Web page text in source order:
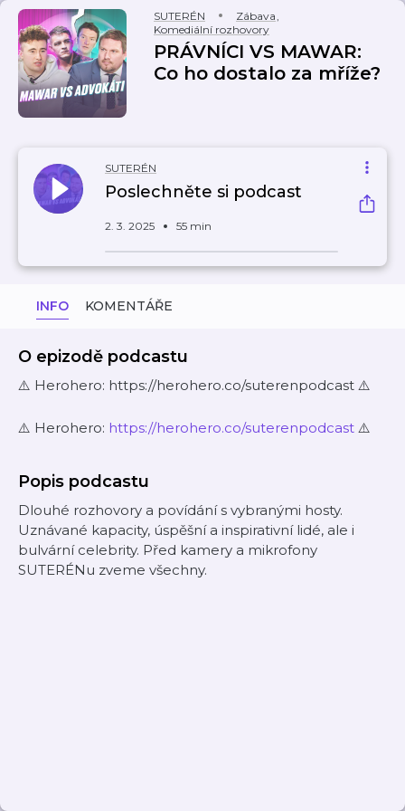
SUTERÉN Zábava,
Komediální rozhovory
PRÁVNÍCI VS MAWAR:
Co ho dostalo za mříže?
SUTERÉN
Poslechněte si podcast
2. 3. 2025 55 min
INFO KOMENTÁŘE
O epizodě podcastu
⚠️ Herohero: https://herohero.co/suterenpodcast ⚠️
⚠️ Herohero: https://herohero.co/suterenpodcast ⚠️
Popis podcastu
Dlouhé rozhovory a povídání s vybranými hosty.
Uznávané kapacity, úspěšní a inspirativní lidé, ale i
bulvární celebrity. Před kamery a mikrofony
SUTERÉNu zveme všechny.